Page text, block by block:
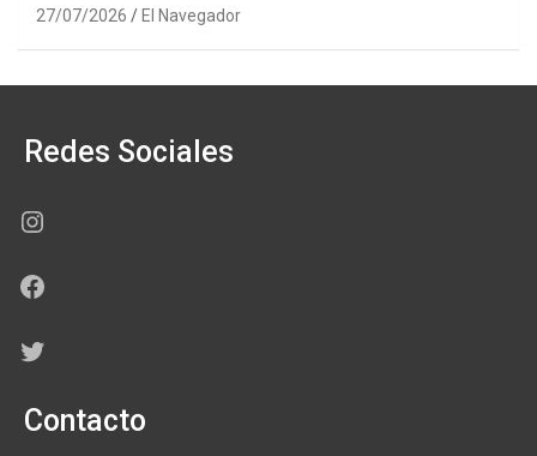
27/07/2026 El Navegador
Redes Sociales
Instagram
Facebook
Twitter
Contacto